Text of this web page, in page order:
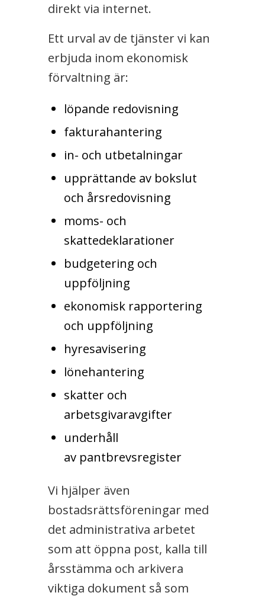
direkt via internet.
Ett urval av de tjänster vi kan
erbjuda inom ekonomisk
förvaltning är:
löpande redovisning
fakturahantering
in- och utbetalningar
upprättande av bokslut
och årsredovisning
moms- och
skattedeklarationer
budgetering och
uppföljning
ekonomisk rapportering
och uppföljning
hyresavisering
lönehantering
skatter och
arbetsgivaravgifter
underhåll
av pantbrevsregister
Vi hjälper även
bostadsrättsföreningar med
det administrativa arbetet
som att öppna post, kalla till
årsstämma och arkivera
viktiga dokument så som